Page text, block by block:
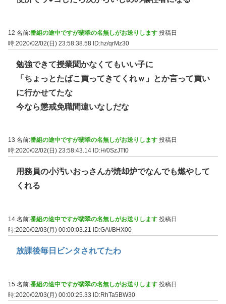
12 名前:番組の途中ですが翡翠の名無しがお送りします 投稿日
時:2020/02/02(日) 23:58:38.58 ID:hz/qrMz30
勉強できて授業聞かなくてもいい子に
「ちょっとたばこ買ってきてくれｗ」とか言って買い
に行かせてたな
今なら懲戒免職間違いなしだな
13 名前:番組の途中ですが翡翠の名無しがお送りします 投稿日
時:2020/02/02(日) 23:58:43.14 ID:H/0SzJTt0
用務員の小汚いおっさんが焼却炉でなんでも燃やして
くれる
14 名前:番組の途中ですが翡翠の名無しがお送りします 投稿日
時:2020/02/03(月) 00:00:03.21
ID:GAl/BHX00
放課後毎日ビンタされてたわ
15 名前:番組の途中ですが翡翠の名無しがお送りします 投稿日
時:2020/02/03(月) 00:00:25.33 ID:RhTa5BW30